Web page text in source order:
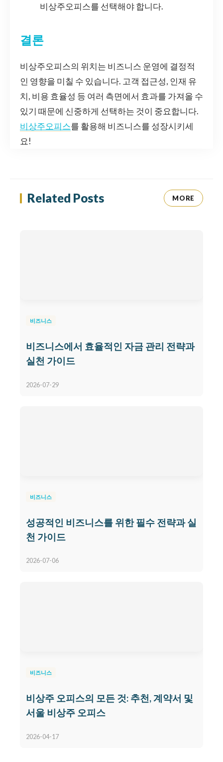
비상주오피스를 선택해야 합니다.
결론
비상주오피스의 위치는 비즈니스 운영에 결정적
인 영향을 미칠 수 있습니다. 고객 접근성, 인재 유
치, 비용 효율성 등 여러 측면에서 효과를 가져올 수
있기 때문에 신중하게 선택하는 것이 중요합니다.
비상주오피스를 활용해 비즈니스를 성장시키세
요!
Related Posts MORE
비즈니스
비즈니스에서 효율적인 자금 관리 전략과
실천 가이드
2026-07-29
비즈니스
성공적인 비즈니스를 위한 필수 전략과 실
천 가이드
2026-07-06
비즈니스
비상주 오피스의 모든 것: 추천, 계약서 및
서울 비상주 오피스
2026-04-17